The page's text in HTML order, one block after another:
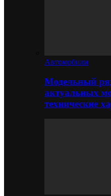
Автомобили
Модельный
актуальных
технические